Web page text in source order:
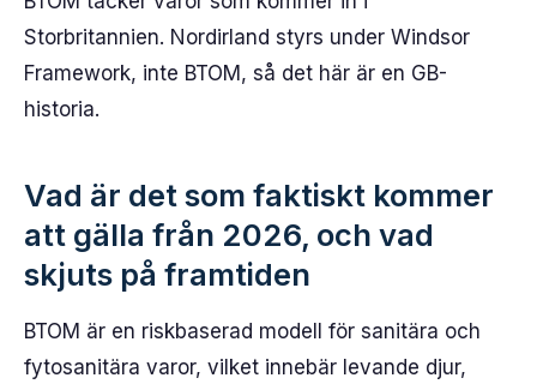
Storbritannien. Nordirland styrs under Windsor
Framework, inte BTOM, så det här är en GB-
historia.
Vad är det som faktiskt kommer
att gälla från 2026, och vad
skjuts på framtiden
BTOM är en riskbaserad modell för sanitära och
fytosanitära varor, vilket innebär levande djur,